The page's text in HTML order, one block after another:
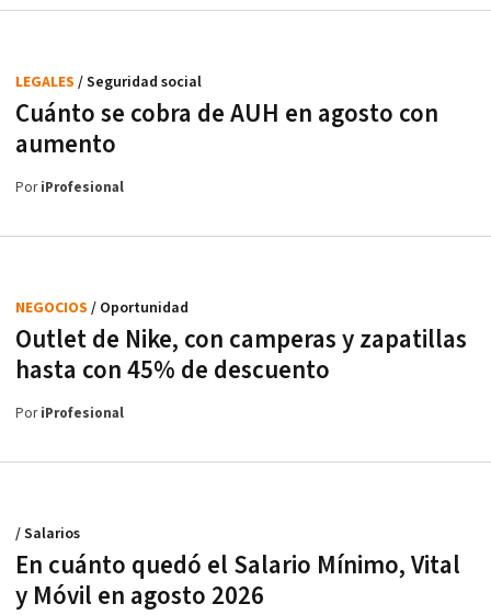
Cuánto se cobra de AUH en agosto con
aumento
LEGALES / Seguridad social
PoriProfesional
Outlet de Nike, con camperas y zapatillas
hasta con 45% de descuento
NEGOCIOS / Oportunidad
PoriProfesional
En cuánto quedó el Salario Mínimo, Vital
y Móvil en agosto 2026
/ Salarios